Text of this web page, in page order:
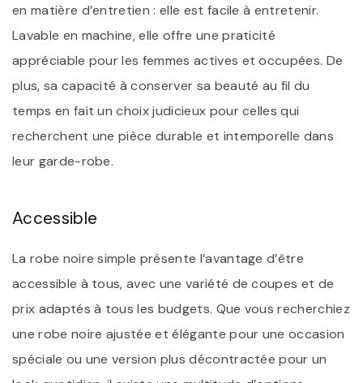
en matière d’entretien : elle est facile à entretenir.
Lavable en machine, elle offre une praticité
appréciable pour les femmes actives et occupées. De
plus, sa capacité à conserver sa beauté au fil du
temps en fait un choix judicieux pour celles qui
recherchent une pièce durable et intemporelle dans
leur garde-robe.
Accessible
La robe noire simple présente l’avantage d’être
accessible à tous, avec une variété de coupes et de
prix adaptés à tous les budgets. Que vous recherchiez
une robe noire ajustée et élégante pour une occasion
spéciale ou une version plus décontractée pour un